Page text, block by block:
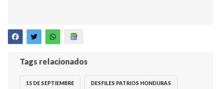
Tags relacionados
15 DE SEPTIEMBRE DESFILES PATRIOS HONDURAS